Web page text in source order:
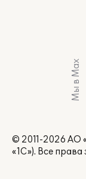
Мы в Max
© 2011-2026 АО
«1С»). Все